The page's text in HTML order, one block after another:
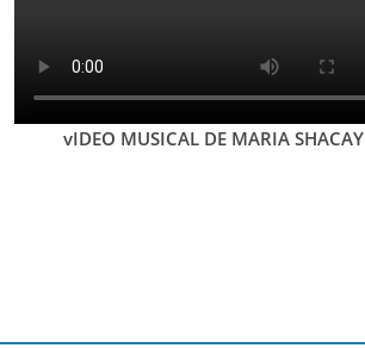
vIDEO MUSICAL DE MARIA SHACAY